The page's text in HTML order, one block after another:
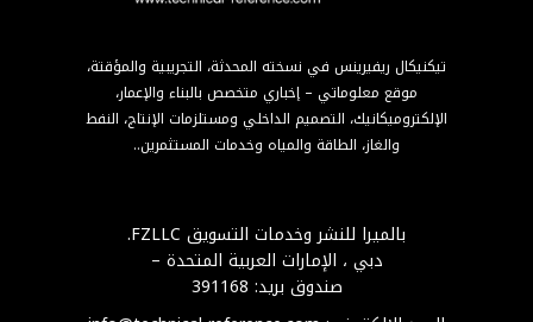
تيكنيكال ريفيرينس في نسخته المحدثة، التجريبية والمؤقتة،
موقع معلوماتي – إخباري متخصص بالبناء والإعمار،
الإلكتروميكانيك، التصميم الداخلي ومستلزمات الإنتاج، النفط
والغاز، الطاقة والمياه وخدمات المستثمرين..
بالميرا للنشر وخدمات التسويق FZLLC.
دبي ، الإمارات العربية المتحدة –
صندوق بريد: 391168